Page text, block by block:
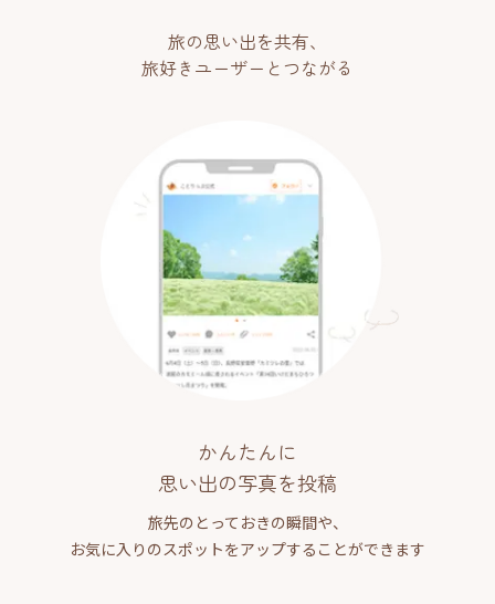
旅の思い出を共有、
旅好きユーザーとつながる
かんたんに
思い出の写真を投稿
旅先のとっておきの瞬間や、
お気に入りのスポットをアップすることができます